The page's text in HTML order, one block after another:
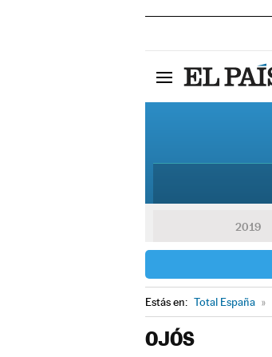
2019
Estás en: Total España »
OJÓS